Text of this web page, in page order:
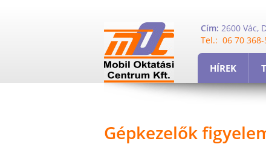
HÍREK
Cím: 2600 Vác,
Tel.: 06 70 368-
Gépkezelők